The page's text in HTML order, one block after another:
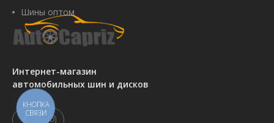
Интернет-магазин
автомобильных шин и дисков
Шины оптом
КНОПКА
СВЯЗИ